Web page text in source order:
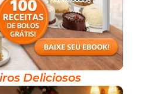
Deliciosos